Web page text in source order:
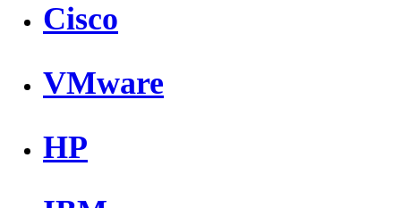
Cisco
VMware
HP